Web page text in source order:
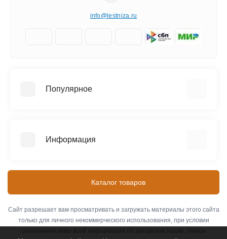
info@lestniza.ru
Популярное
Четырехсекционные лестницы
Информация
Оплата
О компании
Связаться с нами
Каталог товаров
Сайт разрешает вам просматривать и загружать материалы этого сайта
только для личного некоммерческого использования, при условии